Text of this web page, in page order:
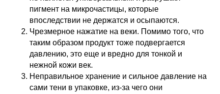
пигмент на микрочастицы, которые
впоследствии не держатся и осыпаются.
Чрезмерное нажатие на веки. Помимо того, что
таким образом продукт тоже подвергается
давлению, это еще и вредно для тонкой и
нежной кожи век.
Неправильное хранение и сильное давление на
сами тени в упаковке, из-за чего они